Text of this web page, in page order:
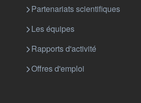
Partenariats scientifiques
Les équipes
Rapports d'activité
Offres d'emploi